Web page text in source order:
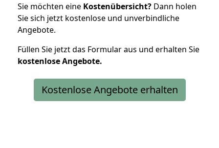
Sie möchten eine Kostenübersicht? Dann holen
Sie sich jetzt kostenlose und unverbindliche
Angebote.
Füllen Sie jetzt das Formular aus und erhalten Sie
kostenloseAngebote.
Kostenlose Angebote erhalten